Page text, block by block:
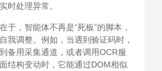
时处理异常。
于，智能体不再是“死板”的脚本，
我调整。例如，当遇到验证码时，
备用采集通道，或者调用OCR服
结构变动时，它能通过DOM相似